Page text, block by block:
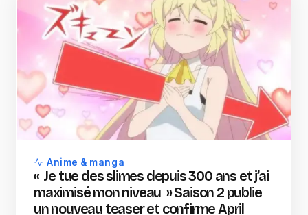
Anime & manga
« Je tue des slimes depuis 300 ans et j’ai
maximisé mon niveau » Saison 2 publie
un nouveau teaser et confirme April